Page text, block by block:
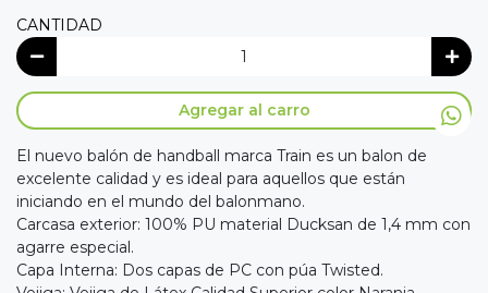
CANTIDAD
Agregar al carro
El nuevo balón de handball marca Train es un balon de
excelente calidad y es ideal para aquellos que están
iniciando en el mundo del balonmano.
Carcasa exterior: 100% PU material Ducksan de 1,4 mm con
agarre especial.
Capa Interna: Dos capas de PC con púa Twisted.